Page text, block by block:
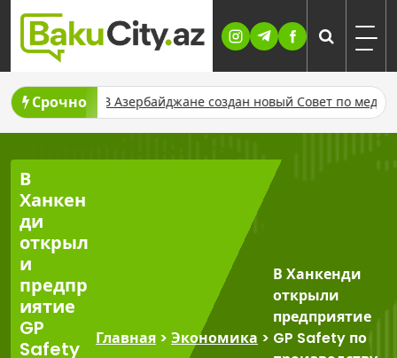
Skip
content
СрочноВ Азербайджане создан новый Совет по медиа и
В
Ханкен
ди
открыл
и
предпр
иятие
GP
Safety
Главная > Экономика >
В Ханкенди
открыли
предприятие
GP Safety по